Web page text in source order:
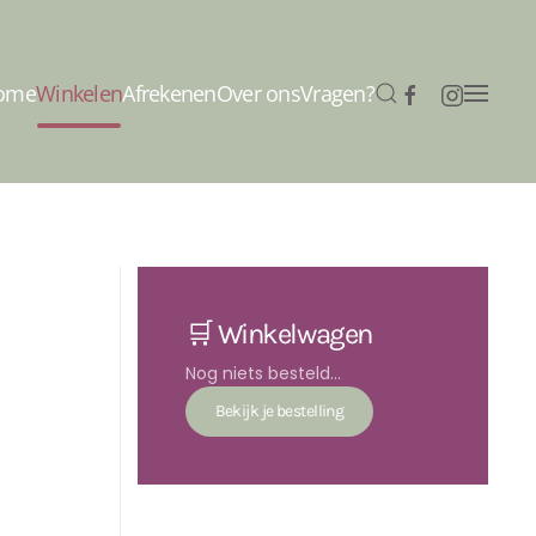
WinkelenAfrekenenOver onsVragen?
🛒 Winkelwagen
Nog niets besteld...